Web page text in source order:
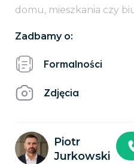
domu, mieszkania czy
Zadbamy o:
Formalności
Zdjęcia
Piotr
Jurkowski